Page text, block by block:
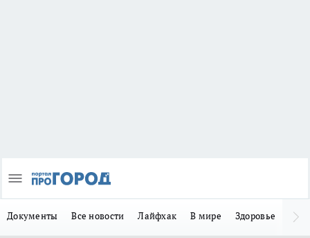
Документы Все новости Лайфхак В мире Здоровье